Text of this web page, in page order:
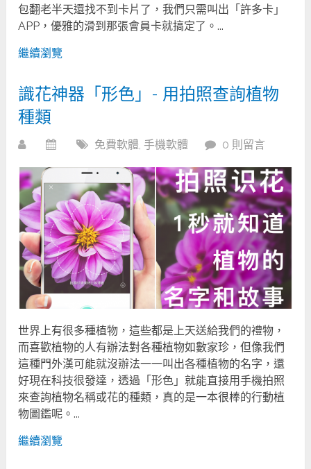
包翻老半天還找不到卡片了，我們只需叫出「許多卡」
APP，優雅的滑到那張會員卡就搞定了。...
繼續瀏覽
識花神器「形色」- 用拍照查詢植物
種類
免費軟體, 手機軟體 0 則留言
世界上有很多種植物，這些都是上天送給我們的禮物，
而喜歡植物的人有辦法對各種植物如數家珍，但像我們
這種門外漢可能就沒辦法一一叫出各種植物的名字，還
好現在科技很發達，透過「形色」就能直接用手機拍照
來查詢植物名稱或花的種類，真的是一本很棒的行動植
物圖鑑呢。...
繼續瀏覽